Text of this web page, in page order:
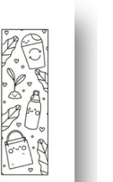
corte y listo
Tierra suscitan
están ansiosos
use papel